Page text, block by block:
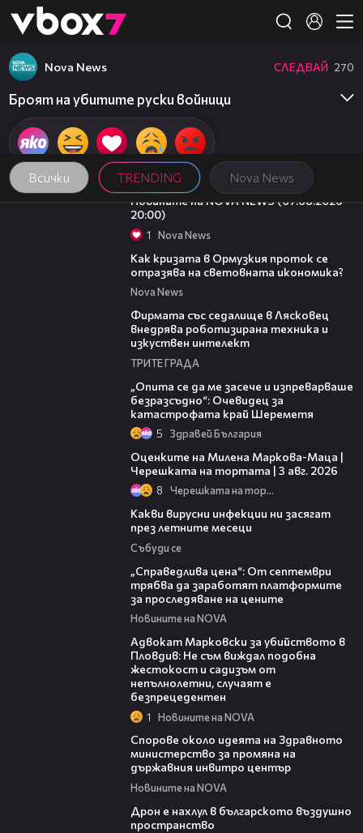
👾
Всички TRENDING Nova News
Nova News СЛЕДВАЙ 270
Броят на убитите руски войници
22:56
Новините на NOVA NEWS (07.08.2026 -
20:00)
1 Nova News
Как кризата в Ормузкия проток се
отразява на световната икономика?
Nova News
Фирмата със седалище в Лясковец
внедрява роботизирана техника и
изкуствен интелект
ТРИТЕ ГРАДА
„Опита се да ме засече и изпреварваше
безразсъдно“: Очевидец за
катастрофата край Шереметя
5 Здравей България
Оценките на Милена Маркова-Маца |
Черешката на тортата | 3 авг. 2026
8 Черешката на тортата
Какви вирусни инфекции ни засягат
през летните месеци
Събуди се
„Справедлива цена“: От септември
трябва да заработят платформите
за проследяване на цените
Новините на NOVA
Адвокат Марковски за убийството в
Пловдив: Не съм виждал подобна
жестокост и садизъм от
непълнолетни, случаят е
безпрецедентен
1 Новините на NOVA
Спорове около идеята на Здравното
министерство за промяна на
държавния инвитро център
Новините на NOVA
Дрон е нахлул в българското въздушно
пространство